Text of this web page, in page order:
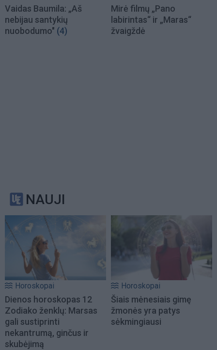
Vaidas Baumila: „Aš
nebijau santykių
nuobodumo" (4)
Mirė filmų „Pano
labirintas“ ir „Maras“
žvaigždė
NAUJI
Horoskopai
Dienos horoskopas 12
Zodiako ženklų: Marsas
gali sustiprinti
nekantrumą, ginčus ir
skubėjimą
Horoskopai
Šiais mėnesiais gimę
žmonės yra patys
sėkmingiausi